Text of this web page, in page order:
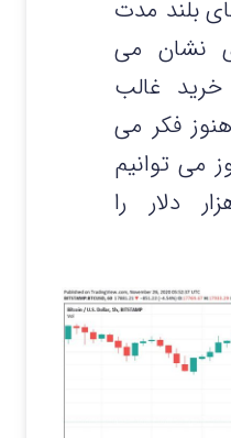
بلند مدت
نشان می
غالب
فکر می
می توانیم
۲۰ هزار دلار را